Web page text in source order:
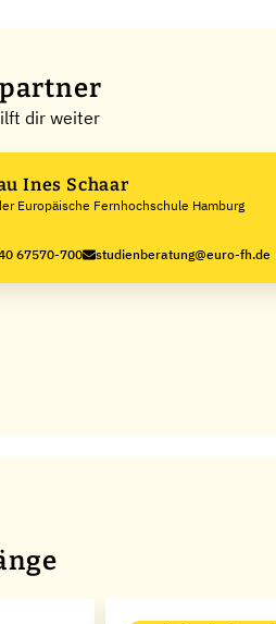
dir weiter
Frau Ines Schaar
Europäische Fernhochschule Hamburg
67570-700 studienberatung@euro-fh.de